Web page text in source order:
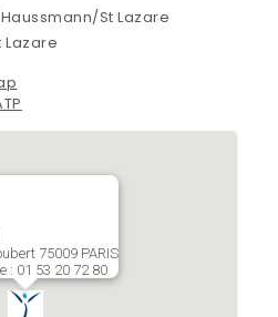
St Lazare
Lazare
75009 PARIS
: 01 53 20 72 80